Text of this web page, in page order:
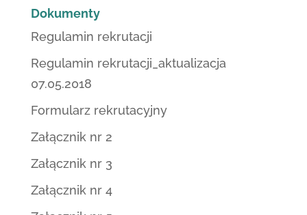
Dokumenty
Regulamin rekrutacji
Regulamin rekrutacji_aktualizacja
07.05.2018
Formularz rekrutacyjny
Załącznik nr 2
Załącznik nr 3
Załącznik nr 4